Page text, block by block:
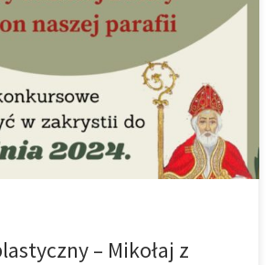
pw. św. Mikołaja Bpa w Łękawicy
wszystkie dzieci i młodzież do udziału w
Tematem jest nasz patron- Mikołaj z Miry,
potrzebującym. Rada Parafialna liczy na
oraz dobre poznanie naszego patrona.
wybierze 10 najlepszych […]
– Mikołaj z